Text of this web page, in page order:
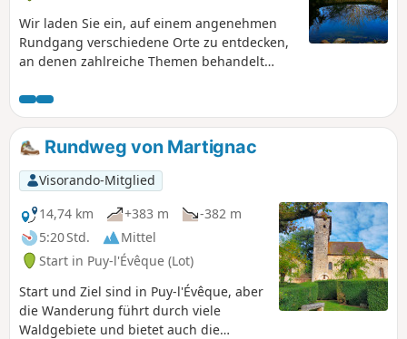
Wir laden Sie ein, auf einem angenehmen
Rundgang verschiedene Orte zu entdecken,
an denen zahlreiche Themen behandelt
Fauna und Flora. So wandern Sie im
Rhythmus Ihrer Schritte, von Entdeckung zu
Entdeckung, ein Stück weit die Zeitachse
hinauf.Rundweg von Martignac
Visorando-Mitglied
14,74 km
+383 m
-382 m
5:20 Std.
Mittel
Start in Puy-l'Évêque (Lot)
Start und Ziel sind in Puy-l'Évêque, aber
die Wanderung führt durch viele
Waldgebiete und bietet auch die